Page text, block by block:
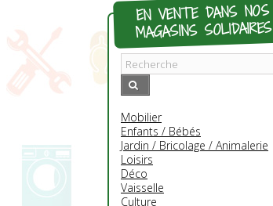
EN VENTE DANS NOS
MAGASINS SOLIDAIRES
Mobilier
Enfants / Bébés
Jardin / Bricolage / Animalerie
Loisirs
Déco
Vaisselle
Culture